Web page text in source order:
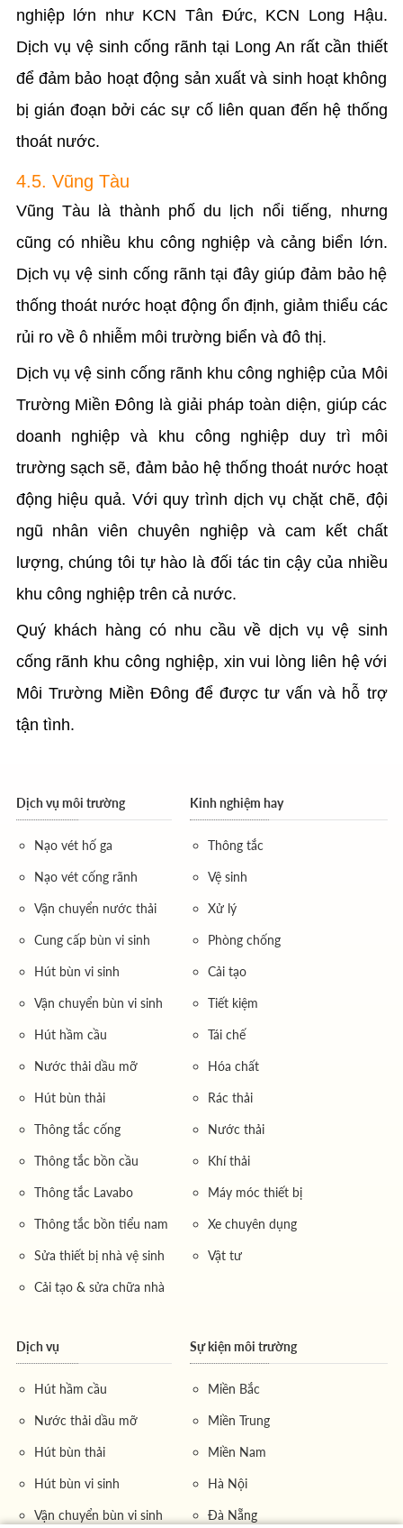
nghiệp lớn như KCN Tân Đức, KCN Long Hậu.
Dịch vụ vệ sinh cống rãnh tại Long An rất cần thiết
để đảm bảo hoạt động sản xuất và sinh hoạt không
bị gián đoạn bởi các sự cố liên quan đến hệ thống
thoát nước.
4.5. Vũng Tàu
Vũng Tàu là thành phố du lịch nổi tiếng, nhưng
cũng có nhiều khu công nghiệp và cảng biển lớn.
Dịch vụ vệ sinh cống rãnh tại đây giúp đảm bảo hệ
thống thoát nước hoạt động ổn định, giảm thiểu các
rủi ro về ô nhiễm môi trường biển và đô thị.
Dịch vụ vệ sinh cống rãnh khu công nghiệp của Môi
Trường Miền Đông là giải pháp toàn diện, giúp các
doanh nghiệp và khu công nghiệp duy trì môi
trường sạch sẽ, đảm bảo hệ thống thoát nước hoạt
động hiệu quả. Với quy trình dịch vụ chặt chẽ, đội
ngũ nhân viên chuyên nghiệp và cam kết chất
lượng, chúng tôi tự hào là đối tác tin cậy của nhiều
khu công nghiệp trên cả nước.
Quý khách hàng có nhu cầu về dịch vụ vệ sinh
cống rãnh khu công nghiệp, xin vui lòng liên hệ với
Môi Trường Miền Đông để được tư vấn và hỗ trợ
tận tình.
Dịch vụ môi trường
Nạo vét hố ga
Nạo vét cống rãnh
Vận chuyển nước thải
Cung cấp bùn vi sinh
Hút bùn vi sinh
Vận chuyển bùn vi sinh
Hút hầm cầu
Nước thải dầu mỡ
Hút bùn thải
Thông tắc cống
Thông tắc bồn cầu
Thông tắc Lavabo
Thông tắc bồn tiểu nam
Sửa thiết bị nhà vệ sinh
Cải tạo & sửa chữa nhà
Kinh nghiệm hay
Thông tắc
Vệ sinh
Xử lý
Phòng chống
Cải tạo
Tiết kiệm
Tái chế
Hóa chất
Rác thải
Nước thải
Khí thải
Máy móc thiết bị
Xe chuyên dụng
Vật tư
Dịch vụ
Hút hầm cầu
Nước thải dầu mỡ
Hút bùn thải
Hút bùn vi sinh
Vận chuyển bùn vi sinh
Sự kiện môi trường
Miền Bắc
Miền Trung
Miền Nam
Hà Nội
Đà Nẵng